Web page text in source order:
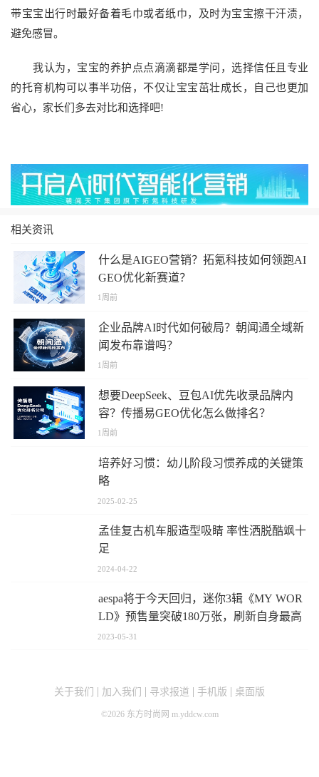
带宝宝出行时最好备着毛巾或者纸巾，及时为宝宝擦干汗渍，
避免感冒。
我认为，宝宝的养护点点滴滴都是学问，选择信任且专业
的托育机构可以事半功倍，不仅让宝宝茁壮成长，自己也更加
省心，家长们多去对比和选择吧!
相关资讯
什么是AIGEO营销？拓氪科技如何领跑AI
GEO优化新赛道？
1周前
企业品牌AI时代如何破局？朝闻通全域新
闻发布靠谱吗？
1周前
想要DeepSeek、豆包AI优先收录品牌内
容？传播易GEO优化怎么做排名？
1周前
培养好习惯：幼儿阶段习惯养成的关键策
略
2025-02-25
孟佳复古机车服造型吸睛 率性洒脱酷飒十
足
2024-04-22
aespa将于今天回归，迷你3辑《MY WOR
LD》预售量突破180万张，刷新自身最高
纪录！朝闻通
2023-05-31
关于我们 加入我们 寻求报道 手机版 桌面版
©2026东方时尚网 m.yddcw.com